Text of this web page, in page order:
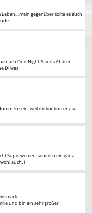
gegenüber sollte es auch
nach One-Night-Stands Affären
Di was
zu sein, weil die konkurrenz so
Superwomen, sondern ein ganz
auch. I
und bin ein sehr großer